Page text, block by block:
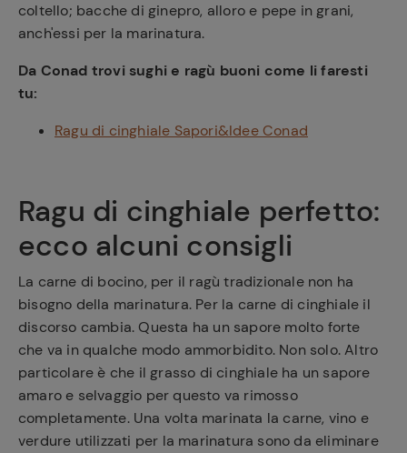
coltello; bacche di ginepro, alloro e pepe in grani,
anch'essi per la marinatura.
Da Conad trovi sughi e ragù buoni come li faresti
tu:
Ragu di cinghiale Sapori&Idee Conad
Ragu di cinghiale perfetto:
ecco alcuni consigli
La carne di bocino, per il ragù tradizionale non ha
bisogno della marinatura. Per la carne di cinghiale il
discorso cambia. Questa ha un sapore molto forte
che va in qualche modo ammorbidito. Non solo. Altro
particolare è che il grasso di cinghiale ha un sapore
amaro e selvaggio per questo va rimosso
completamente. Una volta marinata la carne, vino e
verdure utilizzati per la marinatura sono da eliminare